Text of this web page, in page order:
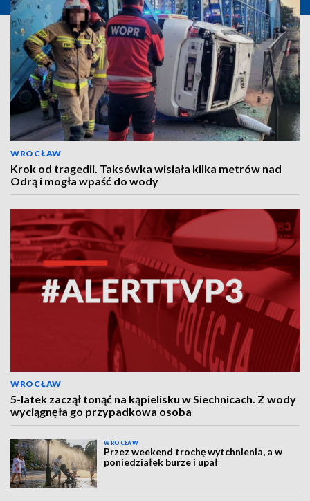
WROCŁAW
Krok od tragedii. Taksówka wisiała kilka metrów nad
Odrą i mogła wpaść do wody
WROCŁAW
5-latek zaczął tonąć na kąpielisku w Siechnicach. Z wody
wyciągnęła go przypadkowa osoba
WROCŁAW
Przez weekend trochę wytchnienia, a w
poniedziałek burze i upał